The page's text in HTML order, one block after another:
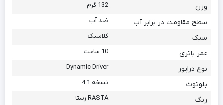
وزن 132 گرم
سطح مقاومت در برابر آب ضد آب
سبک کلاسیک
عمر باتری 10 ساعت
نوع درایور Dynamic Driver
بلوتوث نسخه 4.1
رنگ RASTA رستا